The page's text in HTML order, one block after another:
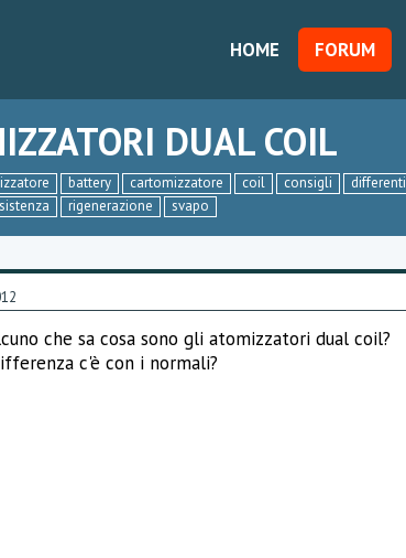
HOME FORUM
DUAL COIL
battery cartomizzatore coil consigli
differenti
rigenerazione svapo
che sa cosa sono gli atomizzatori dual coil?
c'è con i normali?